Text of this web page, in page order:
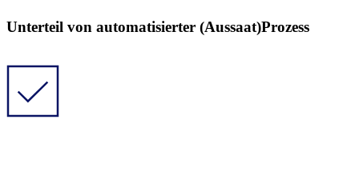
Unterteil von automatisierter (Aussaat)Prozess